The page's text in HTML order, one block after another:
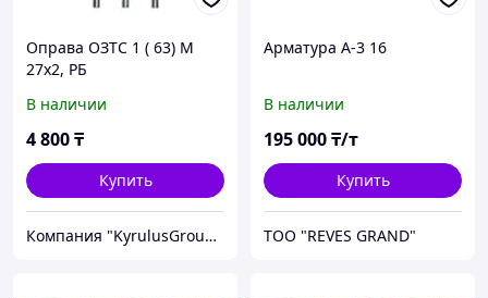
Оправа ОЗТС 1 ( 63) М
27х2, РБ
В наличии
4 800₸
Купить
Компания "KyrulusGroupCompany"
Арматура А-3 16
В наличии
195 000₸/т
Купить
ТОО "REVES GRAND"